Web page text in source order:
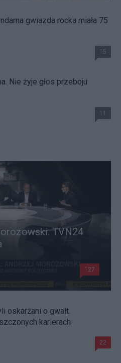
gwiazda rocka miała 75
15
Nie żyje głos przeboju
11
TVN24
127
oskarżani o gwałt.
karierach
22